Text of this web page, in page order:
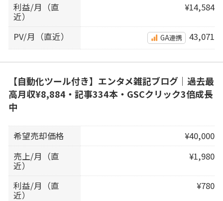
利益/月（直
近）
¥14,584
PV/月（直近） GA連携 43,071
【自動化ツール付き】エンタメ雑記ブログ｜過去最
高月収¥8,884・記事334本・GSCクリック3倍成長
中
希望売却価格
¥40,000
売上/月（直
近）
¥1,980
利益/月（直
近）
¥780